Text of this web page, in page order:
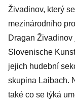
Živadinov, který
mezinárodního
Dragan
Slovenische
jejich hudební
skupina Laibach.
také co se týká